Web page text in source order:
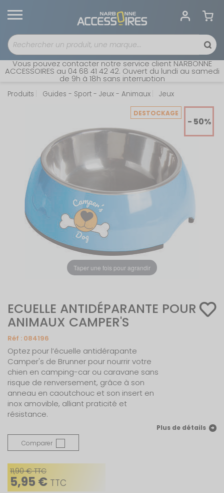
Vous pouvez contacter notre service client NARBONNE
ACCESSOIRES au 04 68 41 42 42. Ouvert du lundi au samedi
de 9h à 18h sans interruption
Produits Guides - Sport - Jeux - Animaux Jeux
DESTOCKAGE
- 50%
Taper une fois pour agrandir
ECUELLE ANTIDÉPARANTE POUR
ANIMAUX CAMPER'S
Réf : 084196
Optez pour l’écuelle antidérapante
Camper's de Brunner pour nourrir votre
chien en camping-car ou caravane sans
risque de renversement, grâce à son
anneau en caoutchouc et son insert en
inox amovible, alliant praticité et
résistance.
Plus de détails
Comparer
11,90 € TTC
5,95 € TTC